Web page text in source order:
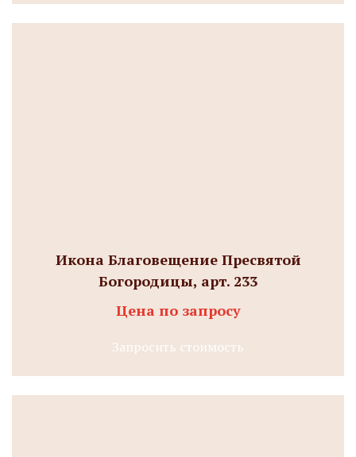
Икона Благовещение Пресвятой
Богородицы, арт. 233
Цена по запросу
Запросить стоимость